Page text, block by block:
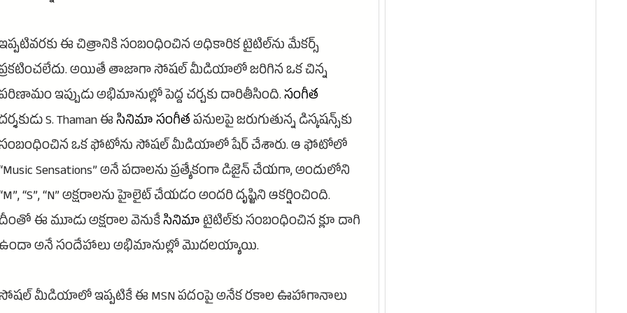
ఈ చిత్రానికి సంబంధించిన అధికారిక టైటిల్‌ను మేకర్స్
అయితే తాజాగా సోషల్ మీడియాలో జరిగిన ఒక చిన్న
ఇప్పుడు అభిమానుల్లో పెద్ద చర్చకు దారితీసింది.సంగీత
S. Thaman ఈసినిమాసంగీతపనులపై జరుగుతున్న డిస్కషన్స్‌కు
ఒక ఫోటోను సోషల్ మీడియాలో షేర్ చేశారు. ఆ ఫోటోలో
Sensations” అనే పదాలను ప్రత్యేకంగా డిజైన్ చేయగా, అందులోని
“S”, “N” అక్షరాలను హైలైట్ చేయడం అందరి దృష్టిని ఆకర్షించింది.
ఈ మూడు అక్షరాల వెనుకేసినిమా టైటిల్‌కు సంబంధించిన క్లూ దాగి
అనే సందేహాలు అభిమానుల్లో మొదలయ్యాయి.
మీడియాలో ఇప్పటికే ఈ MSN పదంపై అనేక రకాల ఊహాగానాలు